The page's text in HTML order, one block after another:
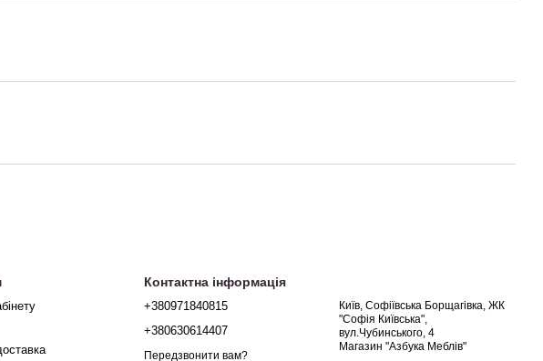
Контактна інформація
+380971840815
+380630614407
Передзвонити вам?
Київ, Софіївська Борщагівка, ЖК
"Софія Київська",
вул.Чубинського, 4
Магазин "Азбука Меблів"